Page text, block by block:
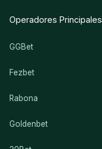
Operadores Principales
GGBet
Fezbet
Rabona
Goldenbet